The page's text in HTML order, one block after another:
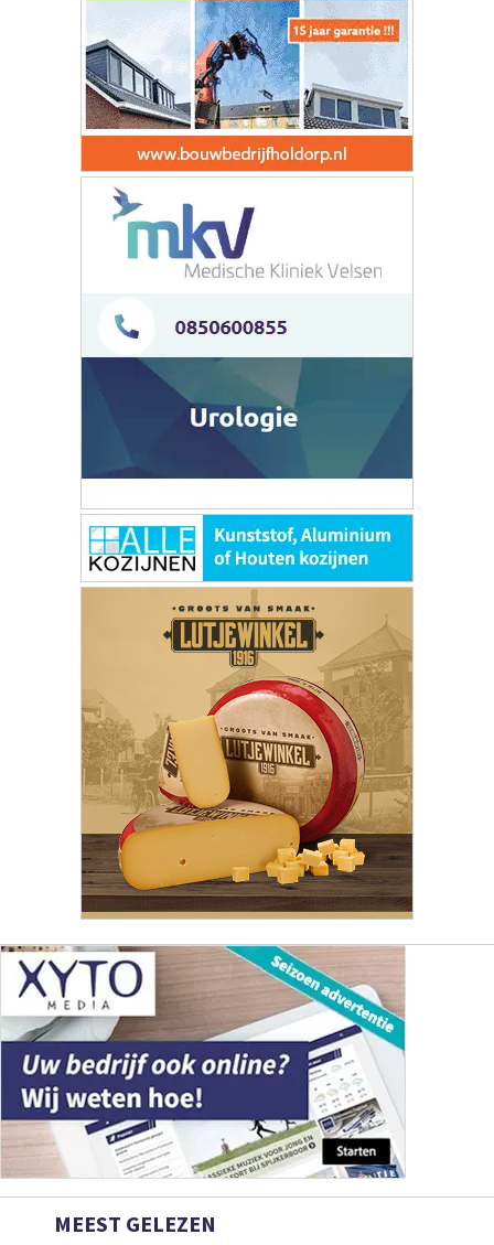
MEEST GELEZEN